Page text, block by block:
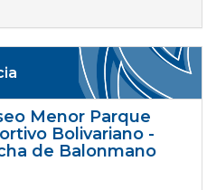
Menor Parque
Bolivariano -
de Balonmano